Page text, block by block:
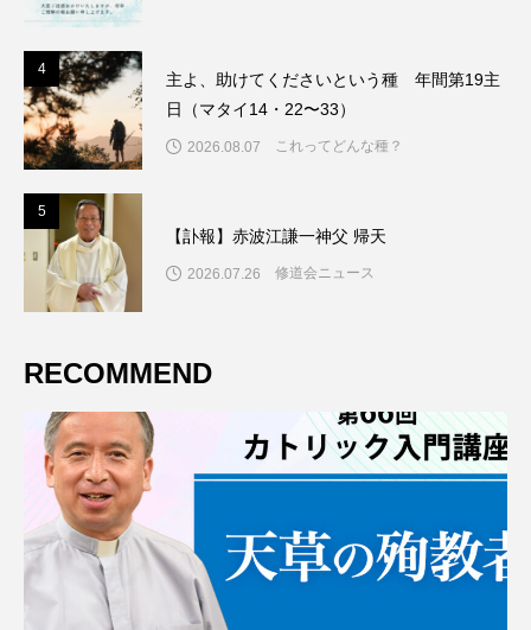
4
主よ、助けてくださいという種 年間第19主
日（マタイ14・22〜33）
2026.08.07 これってどんな種？
5
【訃報】赤波江謙一神父 帰天
2026.07.26 修道会ニュース
RECOMMEND